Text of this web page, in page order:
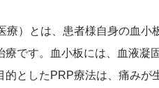
療）とは、患者様自身の血小
療です。血小板には、血液凝
的としたPRP療法は、痛みが